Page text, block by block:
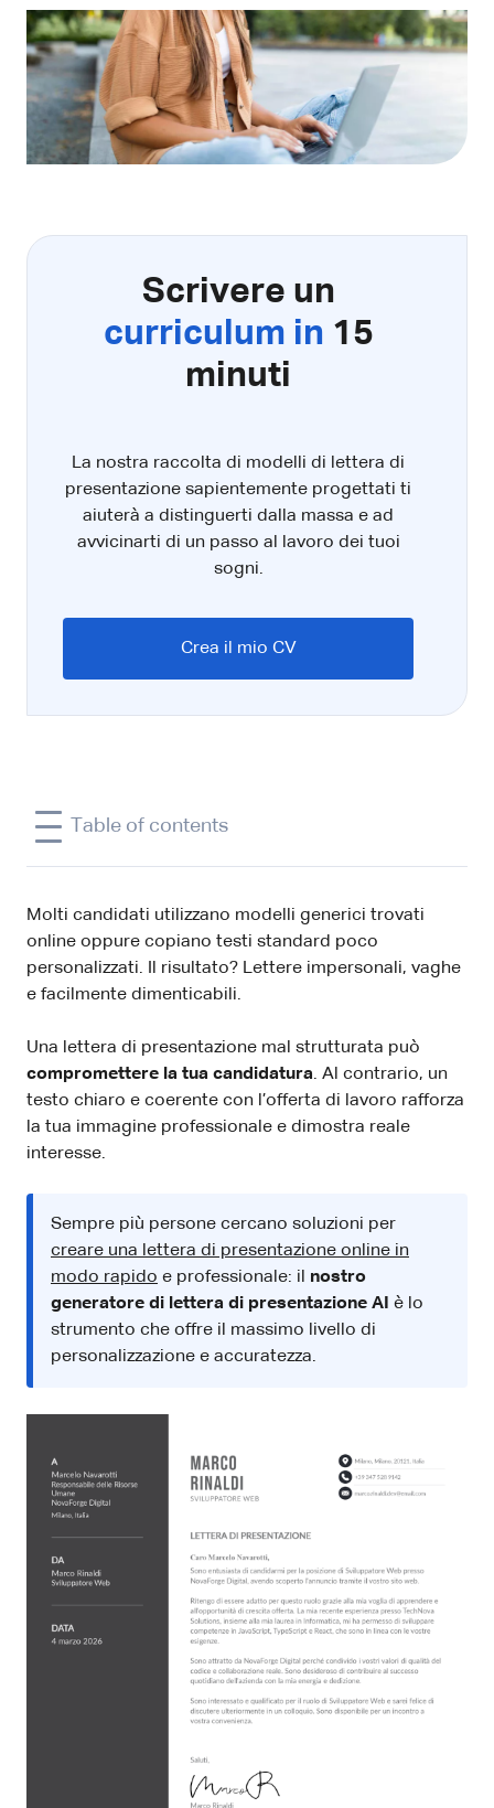
Scrivere un
curriculum in 15
minuti
La nostra raccolta di modelli di lettera di
presentazione sapientemente progettati ti
aiuterà a distinguerti dalla massa e ad
avvicinarti di un passo al lavoro dei tuoi
sogni.
Crea il mio CV
Table of contents
Molti candidati utilizzano modelli generici trovati
online oppure copiano testi standard poco
personalizzati. Il risultato? Lettere impersonali, vaghe
e facilmente dimenticabili.
Una lettera di presentazione mal strutturata può
compromettere la tua candidatura. Al contrario, un
testo chiaro e coerente con l’offerta di lavoro rafforza
la tua immagine professionale e dimostra reale
interesse.
Sempre più persone cercano soluzioni per
creare una lettera di presentazione online in
modo rapido e professionale: il nostro
generatore di lettera di presentazione AI è lo
strumento che offre il massimo livello di
personalizzazione e accuratezza.